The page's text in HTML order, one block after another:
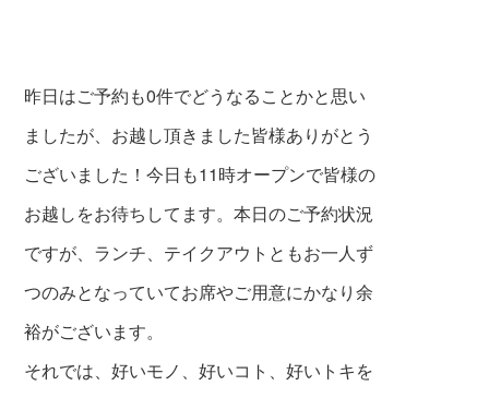
昨日はご予約も0件でどうなることかと思い
ましたが、お越し頂きました皆様ありがとう
ございました！今日も11時オープンで皆様の
お越しをお待ちしてます。本日のご予約状況
ですが、ランチ、テイクアウトともお一人ず
つのみとなっていてお席やご用意にかなり余
裕がございます。
それでは、好いモノ、好いコト、好いトキを